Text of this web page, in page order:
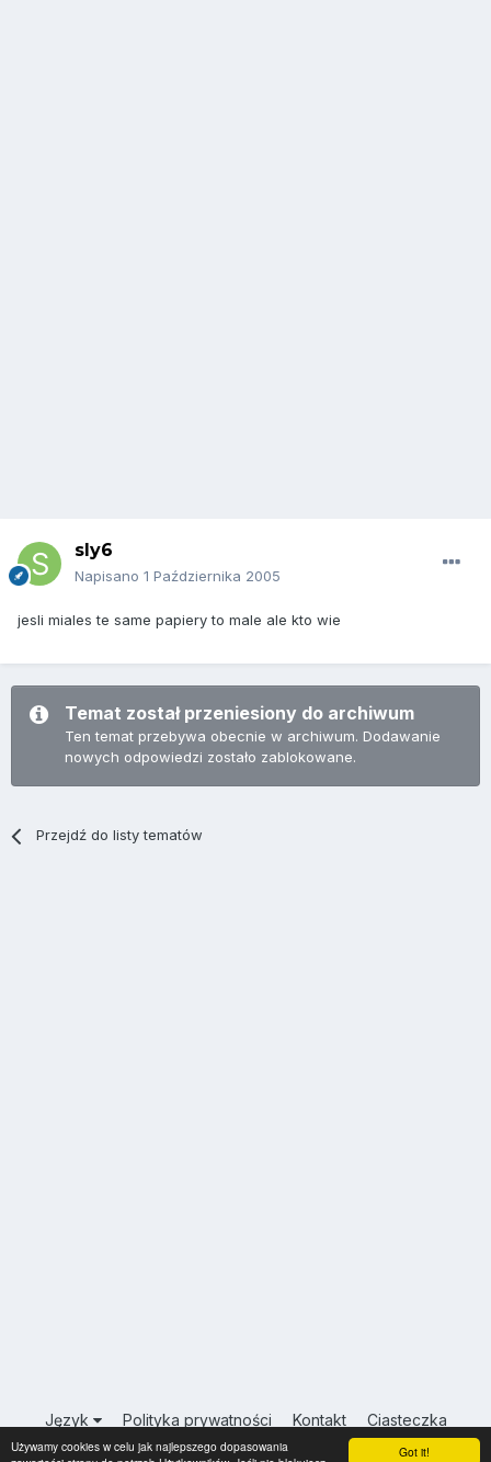
Got it!
Używamy cookies w celu jak najlepszego dopasowania
sly6
Napisano 1 Października 2005
jesli miales te same papiery to male ale kto wie
Temat został przeniesiony do archiwum
Ten temat przebywa obecnie w archiwum. Dodawanie
nowych odpowiedzi zostało zablokowane.
Przejdź do listy tematów
Język Polityka prywatności Kontakt Ciasteczka
USA.INFO.PL